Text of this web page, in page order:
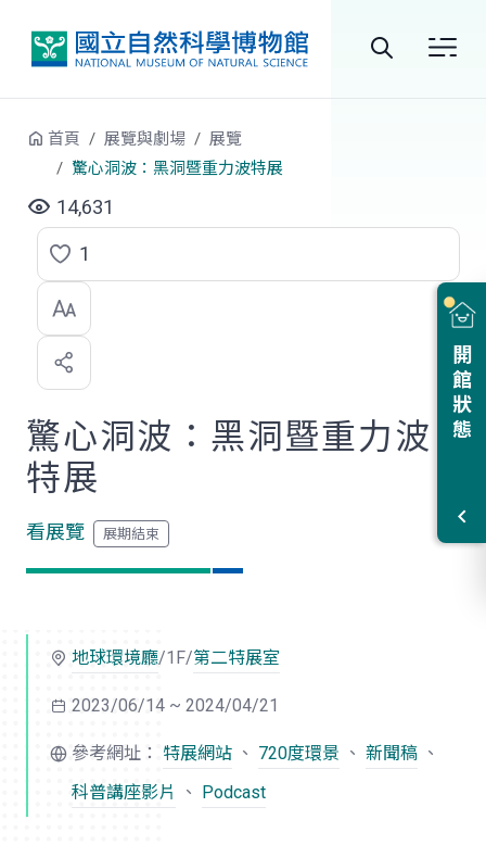
開館狀態
首頁 展覽與劇場
展覽
驚心洞波：黑洞暨重力波特展
14,631
點
選
喜
歡
1
驚心洞波：黑洞暨重力波
特展
看展覽
地球環境廳/1F/第二特展室
2023/06/14 ~ 2024/04/21
參考網址： 特展網站 、 720度環景 、 新聞稿 、
科普講座影片
、 Podcast